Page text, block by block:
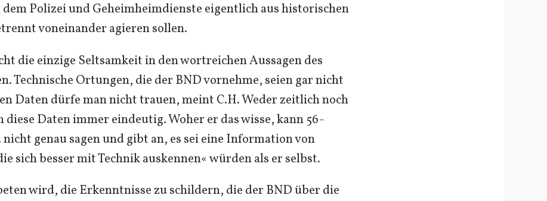
dem Polizei und Geheimheimdienste eigentlich aus historischen
voneinander agieren sollen.
die einzige Seltsamkeit in den wortreichen Aussagen des
Technische Ortungen, die der BND vornehme, seien gar nicht
Daten dürfe man nicht trauen, meint C.H. Weder zeitlich noch
diese Daten immer eindeutig. Woher er das wisse, kann 56-
nicht genau sagen und gibt an, es sei eine Information von
sich besser mit Technik auskennen« würden als er selbst.
wird, die Erkenntnisse zu schildern, die der BND über die